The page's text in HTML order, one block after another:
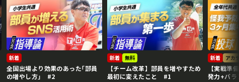
新着
全国出場より効果のあった｢部員
の増やし方｣ #2
新着 無料
【チーム改革】部員を増やすため
最初に変えたこと #1
新着 アカ
【実戦準
発力+バ